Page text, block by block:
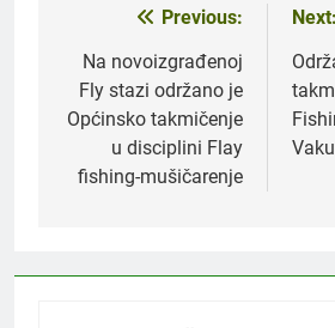
Navigacija
članaka
Previous:
Na novoizgrađenoj
Fly stazi održano je
Općinsko takmičenje
u disciplini Flay
fishing-mušičarenje
Next: